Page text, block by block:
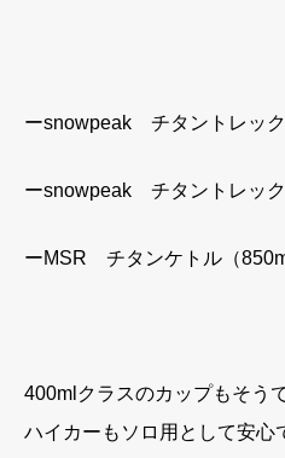
ーsnowpeak チタントレック
ーsnowpeak チタントレック
ーMSR チタンケトル（
400mlクラスのカップもそう
ハイカーもソロ用として安心